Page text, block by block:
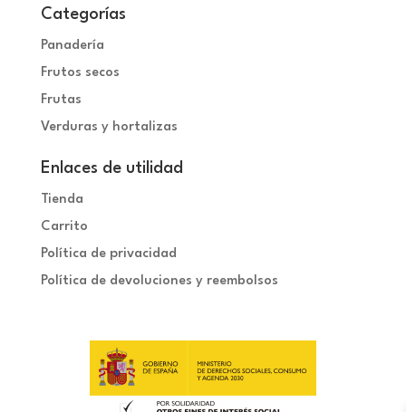
Categorías
Panadería
Frutos secos
Frutas
Verduras y hortalizas
Enlaces de utilidad
Tienda
Carrito
Política de privacidad
Política de devoluciones y reembolsos